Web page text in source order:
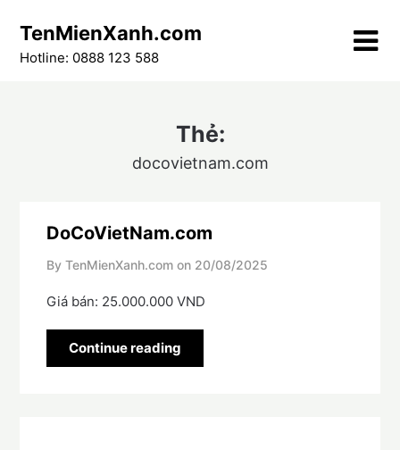
content
TenMienXanh.com
Hotline: 0888 123 588
Thẻ:
docovietnam.com
DoCoVietNam.com
By TenMienXanh.com on 20/08/2025
Giá bán: 25.000.000 VND
Continue reading